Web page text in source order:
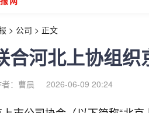
> 公司 > 正文
合河北上协组
：曹晨 2026-06-09 20:24